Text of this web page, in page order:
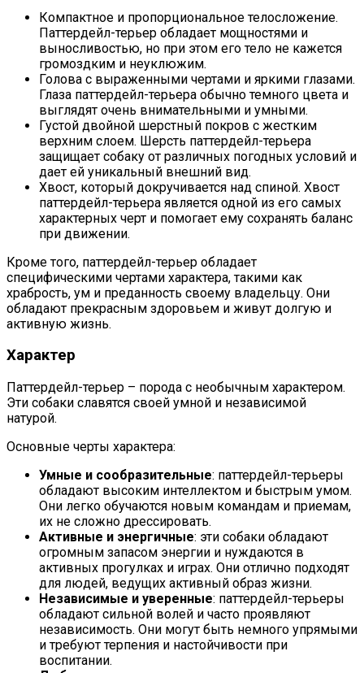
Компактное и пропорциональное телосложение.
Паттердейл-терьер обладает мощностями и
выносливостью, но при этом его тело не кажется
громоздким и неуклюжим.
Голова с выраженными чертами и яркими глазами.
Глаза паттердейл-терьера обычно темного цвета и
выглядят очень внимательными и умными.
Густой двойной шерстный покров с жестким
верхним слоем. Шерсть паттердейл-терьера
защищает собаку от различных погодных условий и
дает ей уникальный внешний вид.
Хвост, который докручивается над спиной. Хвост
паттердейл-терьера является одной из его самых
характерных черт и помогает ему сохранять баланс
при движении.
Кроме того, паттердейл-терьер обладает
специфическими чертами характера, такими как
храбрость, ум и преданность своему владельцу. Они
обладают прекрасным здоровьем и живут долгую и
активную жизнь.
Характер
Паттердейл-терьер – порода с необычным характером.
Эти собаки славятся своей умной и независимой
натурой.
Основные черты характера:
Умные и сообразительные: паттердейл-терьеры
обладают высоким интеллектом и быстрым умом.
Они легко обучаются новым командам и приемам,
их не сложно дрессировать.
Активные и энергичные: эти собаки обладают
огромным запасом энергии и нуждаются в
активных прогулках и играх. Они отлично подходят
для людей, ведущих активный образ жизни.
Независимые и уверенные: паттердейл-терьеры
обладают сильной волей и часто проявляют
независимость. Они могут быть немного упрямыми
и требуют терпения и настойчивости при
воспитании.